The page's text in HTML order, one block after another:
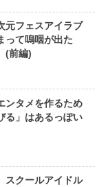
元フェスアイラブ
って嗚咽が出た
(前編)
ンタメを作るため
る」はあるっぽい
スクールアイドル